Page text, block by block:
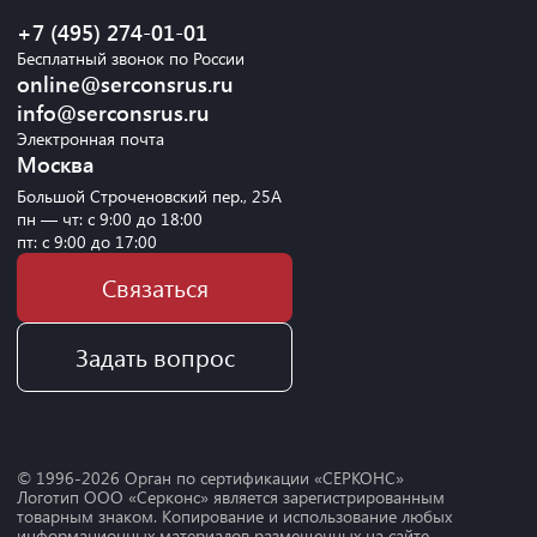
+7 (495) 274-01-01
Бесплатный звонок по России
online@serconsrus.ru
info@serconsrus.ru
Электронная почта
Москва
Большой Строченовский пер., 25А
пн — чт: с 9:00 до 18:00
пт: с 9:00 до 17:00
Связаться
Задать вопрос
© 1996-2026 Орган по сертификации «СЕРКОНС»
Логотип ООО «Серконс» является зарегистрированным
товарным знаком. Копирование и использование любых